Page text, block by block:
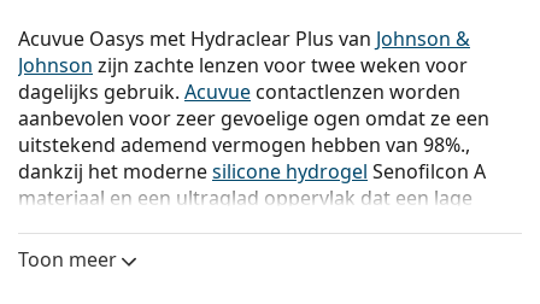
Acuvue Oasys met Hydraclear Plus van Johnson &
Johnson zijn zachte lenzen voor twee weken voor
dagelijks gebruik. Acuvuecontactlenzen worden
aanbevolen voor zeer gevoelige ogen omdat ze een
uitstekend ademend vermogen hebben van 98%.,
dankzij het modernesilicone hydrogel Senofilcon A
materiaal en een ultraglad oppervlak dat een lage
technologie houdt ze altijd vochtig.
Toon meer